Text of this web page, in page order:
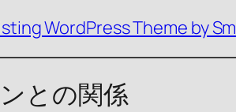
WordPress Theme by
との関係